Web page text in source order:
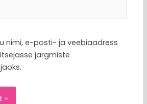
nimi, e-posti- ja veebiaadress
järgmiste